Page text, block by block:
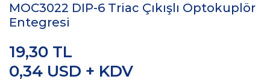
MOC3022 DIP-6 Triac Çıkışlı Optokuplör
Entegresi
0,34 USD + KDV
19,30 TL